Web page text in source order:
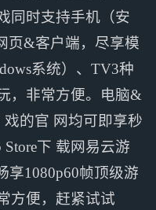
同时支持手机（安
页&客户端，尽享模
系统）、TV3种
，非常方便。电脑&
的官 网均可即享秒
下 载网易云游
享1080p60帧顶级游
方便，赶紧试试